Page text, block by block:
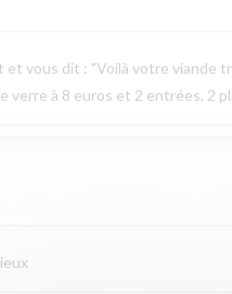
vous dit : "Voilà votre viande
verre à 8 euros et 2 entrées, 2